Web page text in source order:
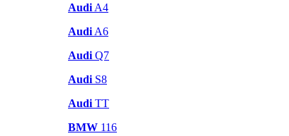
Audi A4
Audi A6
Audi Q7
Audi S8
Audi TT
BMW 116